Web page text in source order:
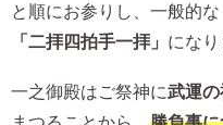
と順にお参りし、一般的
「二拝四拍手一拝」 になり
一之御殿はご祭神に武運の
まつることから、 勝負事